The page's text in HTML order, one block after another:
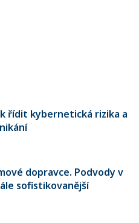
řídit kybernetická rizika a
dopravce. Podvody v
sofistikovanější